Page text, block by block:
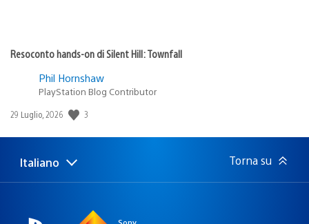
Resoconto hands-on di Silent Hill: Townfall
Phil Hornshaw
PlayStation Blog Contributor
Data
pubblicazione:
29 Luglio, 2026 3
Seleziona
Regione
Italiano Torna su